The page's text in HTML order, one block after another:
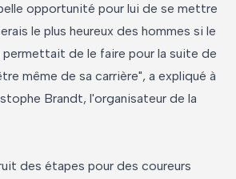
opportunité pour lui de se mettre
le plus heureux des hommes si le
permettait de le faire pour la suite de
même de sa carrière", a expliqué à
Brandt, l'organisateur de la
des étapes pour des coureurs